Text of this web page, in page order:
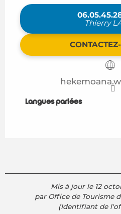
Thierry
Langues parlées
Langues parlées
Mis à jour le 12
par Office de Tourisme
(Identifiant de